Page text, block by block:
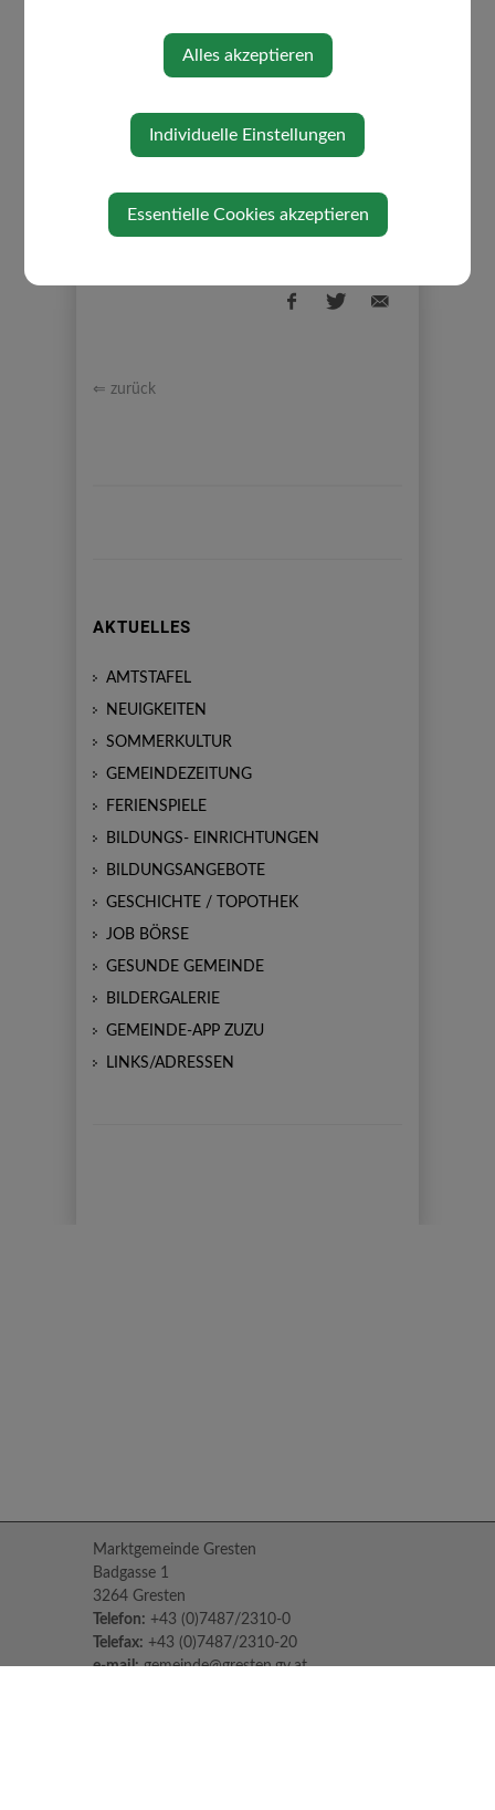
Freibad Gresten
Veranstalter
⇐ zurück
AKTUELLES
AMTSTAFEL
NEUIGKEITEN
SOMMERKULTUR
GEMEINDEZEITUNG
FERIENSPIELE
BILDUNGS- EINRICHTUNGEN
BILDUNGSANGEBOTE
GESCHICHTE / TOPOTHEK
JOB BÖRSE
GESUNDE GEMEINDE
BILDERGALERIE
GEMEINDE-APP ZUZU
LINKS/ADRESSEN
Marktgemeinde Gresten
Badgasse 1
3264 Gresten
Telefon: +43 (0)7487/2310-0
Telefax: +43 (0)7487/2310-20
e-mail: gemeinde@gresten.gv.at
Alles akzeptieren
Individuelle Einstellungen
Essentielle Cookies akzeptieren